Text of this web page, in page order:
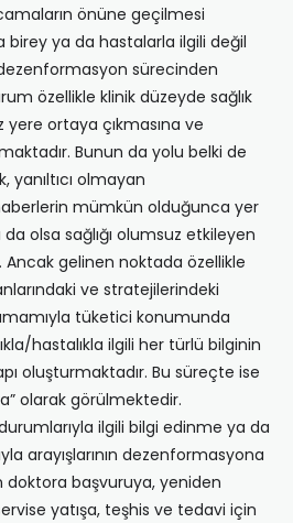
önüne geçilmesi
birey ya da hastalarla ilgili değil
dezenformasyon sürecinden
özellikle klinik düzeyde sağlık
yere ortaya çıkmasına ve
Bunun da yolu belki de
olmayan
mümkün olduğunca yer
da olsa sağlığı olumsuz etkileyen
gelinen noktada özellikle
ve stratejilerindeki
tüketici konumunda
hastalıkla ilgili her türlü bilginin
oluşturmaktadır. Bu süreçte ise
olarak görülmektedir.
ilgili bilgi edinme ya da
arayışlarının dezenformasyona
doktora başvuruya, yeniden
yatışa, teşhis ve tedavi için